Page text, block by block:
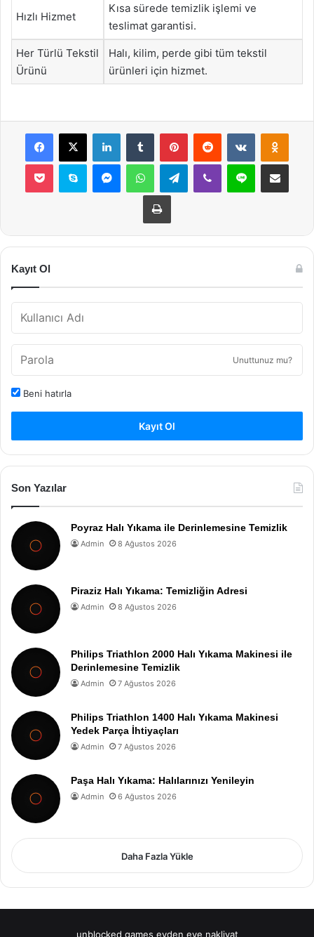
Hızlı Hizmet
Kısa sürede temizlik işlemi ve
teslimat garantisi.
Her Türlü Tekstil
Ürünü
Halı, kilim, perde gibi tüm tekstil
ürünleri için hizmet.
Facebook
X LinkedInTumblr PinterestReddit VKontakte
Pocket Skype MessengerWhatsAppTelegramViber Line E-Posta ile
Yazdır
Kayıt Ol
Unuttunuz mu?
Beni hatırla
Kayıt Ol
Son Yazılar
Poyraz Halı Yıkama ile Derinlemesine Temizlik
Admin 8 Ağustos 2026
Piraziz Halı Yıkama: Temizliğin Adresi
Admin 8 Ağustos 2026
Philips Triathlon 2000 Halı Yıkama Makinesi ile
Derinlemesine Temizlik
Admin 7 Ağustos 2026
Philips Triathlon 1400 Halı Yıkama Makinesi
Yedek Parça İhtiyaçları
Admin 7 Ağustos 2026
Paşa Halı Yıkama: Halılarınızı Yenileyin
Admin 6 Ağustos 2026
Daha Fazla Yükle
unblocked games evden eve nakliyat